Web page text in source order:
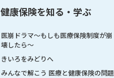
健康保険を知る・学ぶ
医崩ドラマ〜もしも医療保険制度が崩
壊したら〜
きいろをみどりへ
みんなで解こう 医療と健康保険の問題